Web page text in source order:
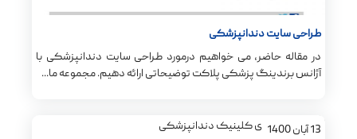
طراحی سایت دندانپزشکی
در مقاله حاضر، می خواهیم درمورد طراحی سایت دندانپزشکی با
آژانس برندینگ پزشکی پلاکت توضیحاتی ارائه دهیم. مجموعه ما...
13آبان1400